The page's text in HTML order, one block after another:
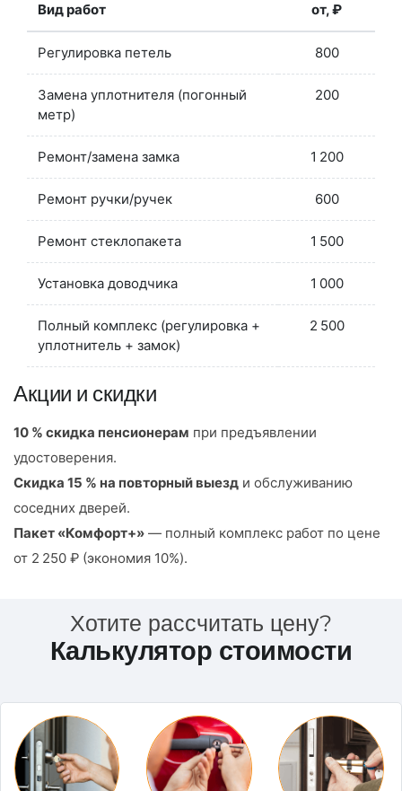
Вид работ
от, ₽
Регулировка петель 800
Замена уплотнителя (погонный
метр)
200
Ремонт/замена замка 1 200
Ремонт ручки/ручек 600
Ремонт стеклопакета 1 500
Установка доводчика 1 000
Полный комплекс (регулировка +
уплотнитель + замок)
2 500
Акции и скидки
10 % скидка пенсионерам при предъявлении
удостоверения.
Скидка 15 % на повторный выезд и обслуживанию
соседних дверей.
Пакет «Комфорт+» — полный комплекс работ по цене
от 2 250 ₽ (экономия 10%).
Хотите рассчитать цену?
Калькулятор стоимости